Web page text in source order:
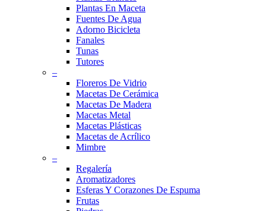
Plantas En Maceta
Fuentes De Agua
Adorno Bicicleta
Fanales
Tunas
Tutores
–
Floreros De Vidrio
Macetas De Cerámica
Macetas De Madera
Macetas Metal
Macetas Plásticas
Macetas de Acrílico
Mimbre
–
Regalería
Aromatizadores
Esferas Y Corazones De Espuma
Frutas